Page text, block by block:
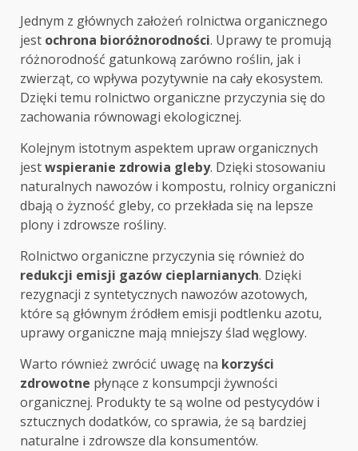
Jednym z głównych założeń rolnictwa organicznego
jest ochrona bioróżnorodności. Uprawy te promują
różnorodność gatunkową zarówno roślin, jak i
zwierząt, co wpływa pozytywnie na cały ekosystem.
Dzięki temu rolnictwo organiczne przyczynia się do
zachowania równowagi ekologicznej.
Kolejnym istotnym aspektem upraw organicznych
jestwspieranie zdrowia gleby. Dzięki stosowaniu
naturalnych nawozów i kompostu, rolnicy organiczni
dbają o żyzność gleby, co przekłada się na lepsze
plony i zdrowsze rośliny.
Rolnictwo organiczne przyczynia się również do
redukcji emisji gazów cieplarnianych. Dzięki
rezygnacji z syntetycznych nawozów azotowych,
które są głównym źródłem emisji podtlenku azotu,
uprawy organiczne mają mniejszy ślad węglowy.
Warto również zwrócić uwagę na korzyści
zdrowotne płynące z konsumpcji żywności
organicznej. Produkty te są wolne od pestycydów i
sztucznych dodatków, co sprawia, że są bardziej
naturalne i zdrowsze dla konsumentów.